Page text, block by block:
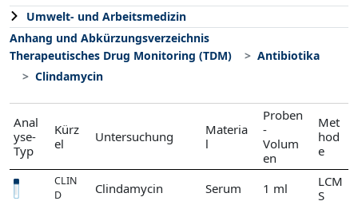
Umwelt- und Arbeitsmedizin
Anhang und Abkürzungsverzeichnis
Therapeutisches Drug Monitoring (TDM)
Antibiotika
Clindamycin
Anal
yse-
Typ
Kürz
el
Untersuchung
Materia
l
Proben
-
Volum
en
Met
hod
e
CLIN
D
Clindamycin Serum 1 ml
LCM
S